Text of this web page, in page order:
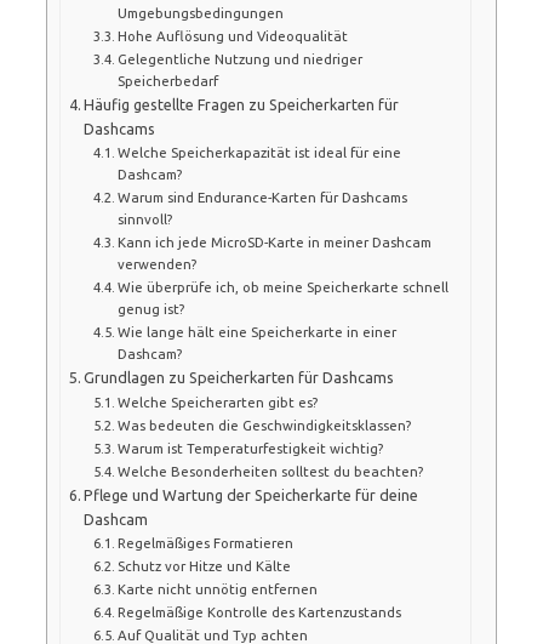
Umgebungsbedingungen
Hohe Auflösung und Videoqualität
Gelegentliche Nutzung und niedriger
Speicherbedarf
Häufig gestellte Fragen zu Speicherkarten für
Dashcams
Welche Speicherkapazität ist ideal für eine
Dashcam?
Warum sind Endurance-Karten für Dashcams
sinnvoll?
Kann ich jede MicroSD-Karte in meiner Dashcam
verwenden?
Wie überprüfe ich, ob meine Speicherkarte schnell
genug ist?
Wie lange hält eine Speicherkarte in einer
Dashcam?
Grundlagen zu Speicherkarten für Dashcams
Welche Speicherarten gibt es?
Was bedeuten die Geschwindigkeitsklassen?
Warum ist Temperaturfestigkeit wichtig?
Welche Besonderheiten solltest du beachten?
Pflege und Wartung der Speicherkarte für deine
Dashcam
Regelmäßiges Formatieren
Schutz vor Hitze und Kälte
Karte nicht unnötig entfernen
Regelmäßige Kontrolle des Kartenzustands
Auf Qualität und Typ achten